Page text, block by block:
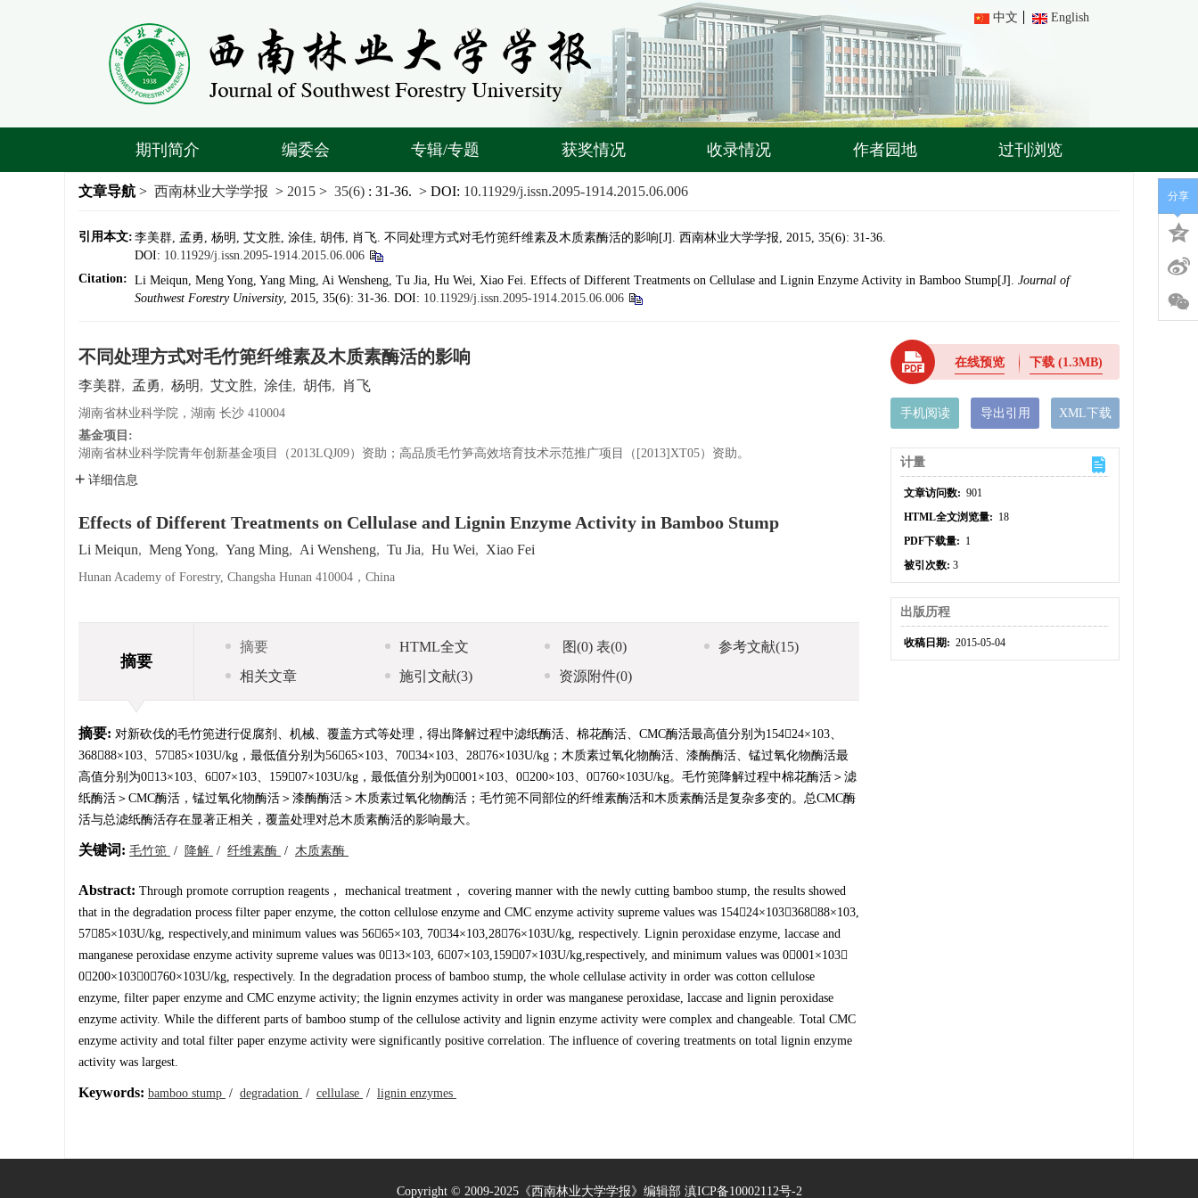
中文 English
期刊简介 编委会 专辑/专题 获奖情况 收录情况 作者园地 过刊浏览
文章导航 > 西南林业大学学报 > 2015 > 35(6) : 31-36. > DOI: 10.11929/j.issn.2095-1914.2015.06.006
引用本文: 李美群, 孟勇, 杨明, 艾文胜, 涂佳, 胡伟, 肖飞. 不同处理方式对毛竹篼纤维素及木质素酶活的影响[J]. 西南林业大学学报, 2015, 35(6): 31-36.
DOI: 10.11929/j.issn.2095-1914.2015.06.006
Citation: Li Meiqun, Meng Yong, Yang Ming, Ai Wensheng, Tu Jia, Hu Wei, Xiao Fei. Effects of Different Treatments on Cellulase and Lignin Enzyme Activity in Bamboo Stump[J]. Journal of
Southwest Forestry University, 2015, 35(6): 31-36. DOI: 10.11929/j.issn.2095-1914.2015.06.006
不同处理方式对毛竹篼纤维素及木质素酶活的影响
李美群, 孟勇, 杨明, 艾文胜, 涂佳, 胡伟, 肖飞
湖南省林业科学院，湖南 长沙 410004
基金项目:
湖南省林业科学院青年创新基金项目（2013LQJ09）资助；高品质毛竹笋高效培育技术示范推广项目（[2013]XT05）资助。
详细信息
Effects of Different Treatments on Cellulase and Lignin Enzyme Activity in Bamboo Stump
Li Meiqun, Meng Yong, Yang Ming, Ai Wensheng, Tu Jia, Hu Wei, Xiao Fei
Hunan Academy of Forestry, Changsha Hunan 410004，China
摘要
摘要 HTML全文 图(0) 表(0) 参考文献(15)
相关文章
施引文献(3) 资源附件(0)
摘要: 对新砍伐的毛竹篼进行促腐剂、机械、覆盖方式等处理，得出降解过程中滤纸酶活、棉花酶活、CMC酶活最高值分别为15424×103、
36888×103、5785×103U/kg，最低值分别为5665×103、7034×103、2876×103U/kg；木质素过氧化物酶活、漆酶酶活、锰过氧化物酶活最
高值分别为013×103、607×103、15907×103U/kg，最低值分别为0001×103、0200×103、0760×103U/kg。毛竹篼降解过程中棉花酶活＞滤
纸酶活＞CMC酶活，锰过氧化物酶活＞漆酶酶活＞木质素过氧化物酶活；毛竹篼不同部位的纤维素酶活和木质素酶活是复杂多变的。总CMC酶
活与总滤纸酶活存在显著正相关，覆盖处理对总木质素酶活的影响最大。
关键词: 毛竹篼 / 降解 / 纤维素酶 / 木质素酶
Abstract: Through promote corruption reagents， mechanical treatment， covering manner with the newly cutting bamboo stump, the results showed
that in the degradation process filter paper enzyme, the cotton cellulose enzyme and CMC enzyme activity supreme values was 15424×103，36888×103,
5785×103U/kg, respectively,and minimum values was 5665×103, 7034×103,2876×103U/kg, respectively. Lignin peroxidase enzyme, laccase and
manganese peroxidase enzyme activity supreme values was 013×103, 607×103,15907×103U/kg,respectively, and minimum values was 0001×103，
0200×103，0760×103U/kg, respectively. In the degradation process of bamboo stump, the whole cellulase activity in order was cotton cellulose
enzyme, filter paper enzyme and CMC enzyme activity; the lignin enzymes activity in order was manganese peroxidase, laccase and lignin peroxidase
enzyme activity. While the different parts of bamboo stump of the cellulose activity and lignin enzyme activity were complex and changeable. Total CMC
enzyme activity and total filter paper enzyme activity were significantly positive correlation. The influence of covering treatments on total lignin enzyme
activity was largest.
Keywords: bamboo stump / degradation / cellulase / lignin enzymes
在线预览 下载(1.3MB)
手机阅读 导出引用 XML下载
计量
文章访问数: 901
HTML全文浏览量: 18
PDF下载量: 1
被引次数:3
出版历程
收稿日期: 2015-05-04
分享
Copyright © 2009-2025《西南林业大学学报》编辑部 滇ICP备10002112号-2